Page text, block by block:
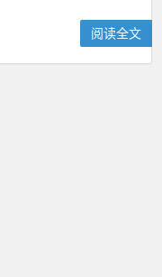
阅读全文